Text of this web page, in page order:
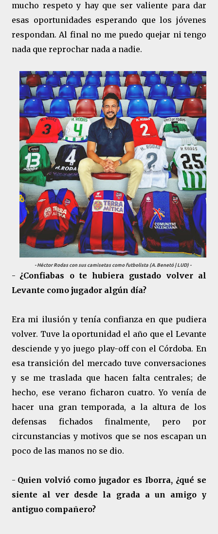
mucho respeto y hay que ser valiente para dar
esas oportunidades esperando que los jóvenes
respondan. Al final no me puedo quejar ni tengo
nada que reprochar nada a nadie.
- Héctor Rodas con sus camisetas como futbolista (A. Benetó | LUD) -
- ¿Confiabas o te hubiera gustado volver al
Levante como jugador algún día?
Era mi ilusión y tenía confianza en que pudiera
volver. Tuve la oportunidad el año que el Levante
desciende y yo juego play-off con el Córdoba. En
esa transición del mercado tuve conversaciones
y se me traslada que hacen falta centrales; de
hecho, ese verano ficharon cuatro. Yo venía de
hacer una gran temporada, a la altura de los
defensas fichados finalmente, pero por
circunstancias y motivos que se nos escapan un
poco de las manos no se dio.
- Quien volvió como jugador es Iborra, ¿qué se
siente al ver desde la grada a un amigo y
antiguo compañero?